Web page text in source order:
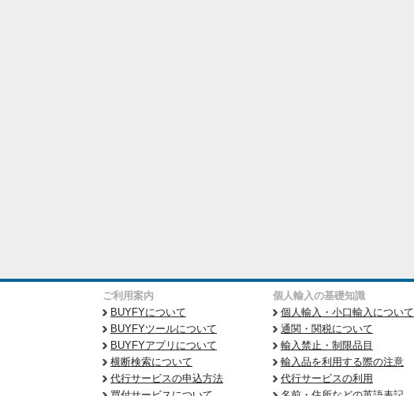
ご利用案内
BUYFYについて
BUYFYツールについて
BUYFYアプリについて
横断検索について
代行サービスの申込方法
個人輸入の基礎知識
個人輸入・小口輸入について
通関・関税について
輸入禁止・制限品目
輸入品を利用する際の注意
代行サービスの利用